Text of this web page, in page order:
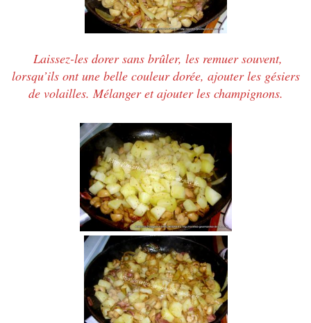
Laissez-les dorer sans brûler, les remuer souvent,
lorsqu’ils ont une belle couleur dorée, ajouter les gésiers
de volailles. Mélanger et ajouter les champignons.